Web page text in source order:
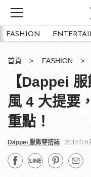
FASHION
首頁 FASHION
【Dappei
風 4 大提要
重點！
Dappei 服飾穿搭誌 2015年5